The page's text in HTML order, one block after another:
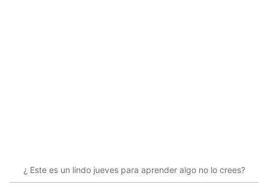
¿ Este es un lindo jueves para aprender algo no lo crees?